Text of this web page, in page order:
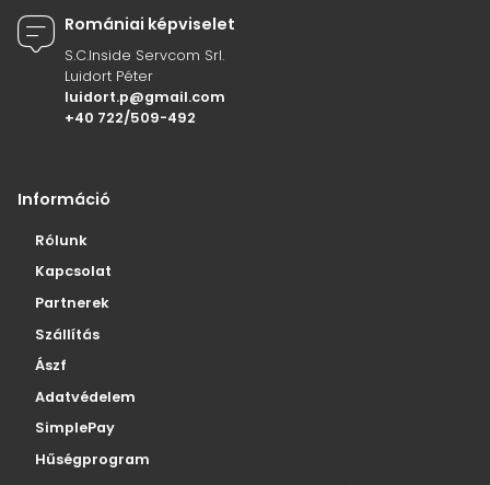
Romániai képviselet
S.C.Inside Servcom Srl.
Luidort Péter
luidort.p@gmail.com
+40 722/509-492
Információ
Rólunk
Kapcsolat
Partnerek
Szállítás
Ászf
Adatvédelem
SimplePay
Hűségprogram